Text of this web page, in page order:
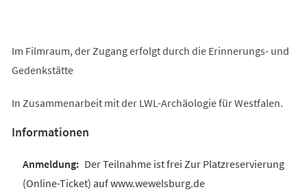
Im Filmraum, der Zugang erfolgt durch die Erinnerungs- und
Gedenkstätte
In Zusammenarbeit mit der LWL-Archäologie für Westfalen.
Informationen
Der Teilnahme ist frei Zur Platzreservierung
(Online-Ticket) auf www.wewelsburg.de